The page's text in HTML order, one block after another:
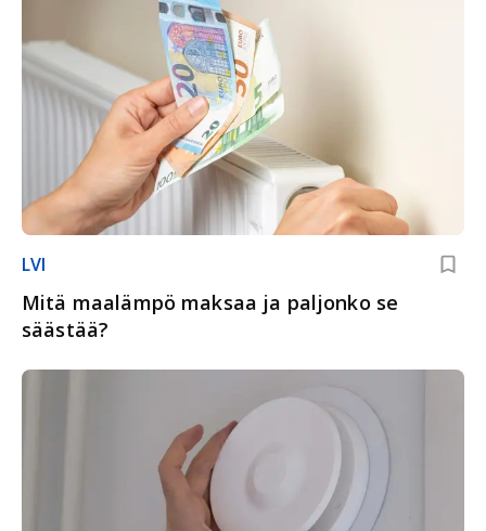
LVI
Mitä maalämpö maksaa ja paljonko se
säästää?